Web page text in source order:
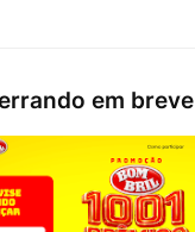
em breve